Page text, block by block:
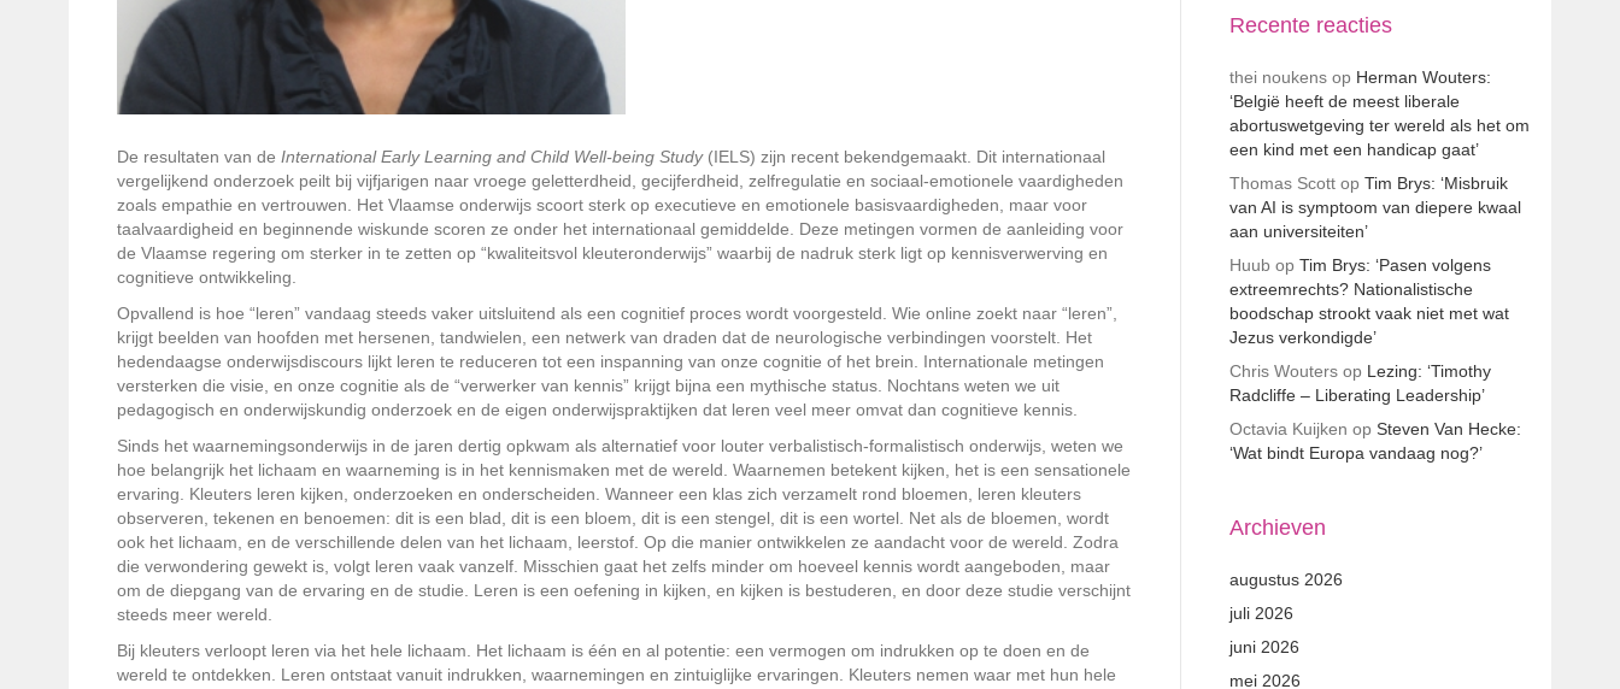
De resultaten van de International Early Learning and Child Well-being Study(IELS) zijn recent bekendgemaakt. Dit internationaal
vergelijkend onderzoek peilt bij vijfjarigen naar vroege geletterdheid, gecijferdheid, zelfregulatie en sociaal-emotionele vaardigheden
zoals empathie en vertrouwen. Het Vlaamse onderwijs scoort sterk op executieve en emotionele basisvaardigheden, maar voor
taalvaardigheid en beginnende wiskunde scoren ze onder het internationaal gemiddelde. Deze metingen vormen de aanleiding voor
de Vlaamse regering om sterker in te zetten op “kwaliteitsvol kleuteronderwijs” waarbij de nadruk sterk ligt op kennisverwerving en
cognitieve ontwikkeling.
Opvallend is hoe “leren” vandaag steeds vaker uitsluitend als een cognitief proces wordt voorgesteld. Wie online zoekt naar “leren”,
krijgt beelden van hoofden met hersenen, tandwielen, een netwerk van draden dat de neurologische verbindingen voorstelt. Het
hedendaagse onderwijsdiscours lijkt leren te reduceren tot een inspanning van onze cognitie of het brein. Internationale metingen
versterken die visie, en onze cognitie als de “verwerker van kennis” krijgt bijna een mythische status. Nochtans weten we uit
pedagogisch en onderwijskundig onderzoek en de eigen onderwijspraktijken dat leren veel meer omvat dan cognitieve kennis.
Sinds het waarnemingsonderwijs in de jaren dertig opkwam als alternatief voor louter verbalistisch-formalistisch onderwijs, weten we
hoe belangrijk het lichaam en waarneming is in het kennismaken met de wereld. Waarnemen betekent kijken, het is een sensationele
ervaring. Kleuters leren kijken, onderzoeken en onderscheiden. Wanneer een klas zich verzamelt rond bloemen, leren kleuters
observeren, tekenen en benoemen: dit is een blad, dit is een bloem, dit is een stengel, dit is een wortel. Net als de bloemen, wordt
ook het lichaam, en de verschillende delen van het lichaam, leerstof. Op die manier ontwikkelen ze aandacht voor de wereld. Zodra
die verwondering gewekt is, volgt leren vaak vanzelf. Misschien gaat het zelfs minder om hoeveel kennis wordt aangeboden, maar
om de diepgang van de ervaring en de studie. Leren is een oefening in kijken, en kijken is bestuderen, en door deze studie verschijnt
steeds meer wereld.
Bij kleuters verloopt leren via het hele lichaam. Het lichaam is één en al potentie: een vermogen om indrukken op te doen en de
wereld te ontdekken. Leren ontstaat vanuit indrukken, waarnemingen en zintuiglijke ervaringen. Kleuters nemen waar met hun hele
Recente reacties
thei noukensop Herman Wouters:
‘België heeft de meest liberale
abortuswetgeving ter wereld als het om
een kind met een handicap gaat’
Thomas Scottop Tim Brys: ‘Misbruik
van AI is symptoom van diepere kwaal
aan universiteiten’
Huubop Tim Brys: ‘Pasen volgens
extreemrechts? Nationalistische
boodschap strookt vaak niet met wat
Jezus verkondigde’
Chris Woutersop Lezing: ‘Timothy
Radcliffe – Liberating Leadership’
Octavia Kuijken op Steven Van Hecke:
‘Wat bindt Europa vandaag nog?’
Archieven
augustus 2026
juli 2026
juni 2026
mei 2026